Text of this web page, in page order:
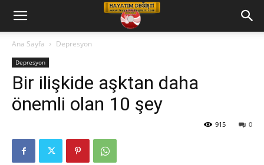
Hayatım
Değişti
Ana Sayfa Depresyon
Depresyon
Bir ilişkide aşktan daha
önemli olan 10 şey
0
915